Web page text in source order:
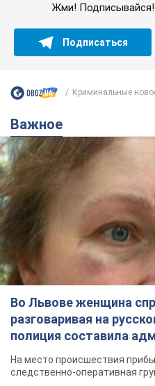
Жми! Подписывайся!
Подписаться
Криминальные
Важное
Во Львове женщина
разговаривая на
полиция составила
протокол. Видео
На место происшествия
следственно-оперативная